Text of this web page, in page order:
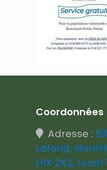
Coordonnées
Adresse :
Lafond,
H1X 2X2, Local